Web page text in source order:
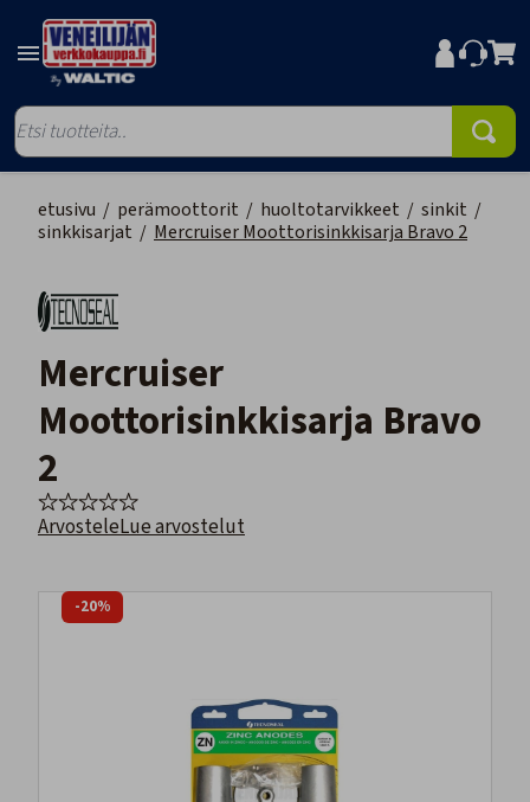
etusivu / perämoottorit / huoltotarvikkeet / sinkit /
sinkkisarjat / Mercruiser Moottorisinkkisarja Bravo 2
Mercruiser
Moottorisinkkisarja Bravo
2
ArvosteleLue arvostelut
-20%